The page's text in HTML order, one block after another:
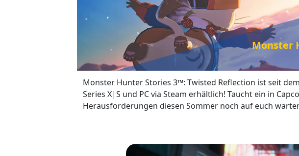
Monster
Monster Hunter Stories 3™: Twisted Reflection ist seit
Series X|S und PC via Steam erhältlich! Taucht ein in
Herausforderungen diesen Sommer noch auf euch